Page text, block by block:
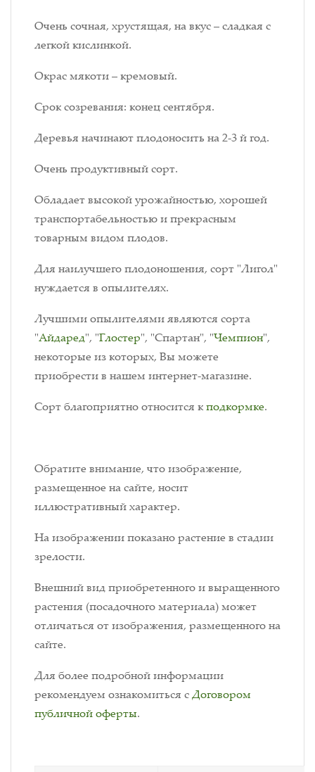
Очень сочная, хрустящая, на вкус – сладкая с
легкой кислинкой.
Окрас мякоти – кремовый.
Срок созревания: конец сентября.
Деревья начинают плодоносить на 2-3 й год.
Очень продуктивный сорт.
Обладает высокой урожайностью, хорошей
транспортабельностью и прекрасным
товарным видом плодов.
Для наилучшего плодоношения, сорт "Лигол"
нуждается в опылителях.
Лучшими опылителями являются сорта
"Айдаред", "Глостер", "Спартан", "Чемпион",
некоторые из которых, Вы можете
приобрести в нашем интернет-магазине.
Сорт благоприятно относится кподкормке.
Обратите внимание, что изображение,
размещенное на сайте, носит
иллюстративный характер.
На изображении показано растение в стадии
зрелости.
Внешний вид приобретенного и выращенного
растения (посадочного материала) может
отличаться от изображения, размещенного на
сайте.
Для более подробной информации
рекомендуем ознакомиться сДоговором
публичной оферты.